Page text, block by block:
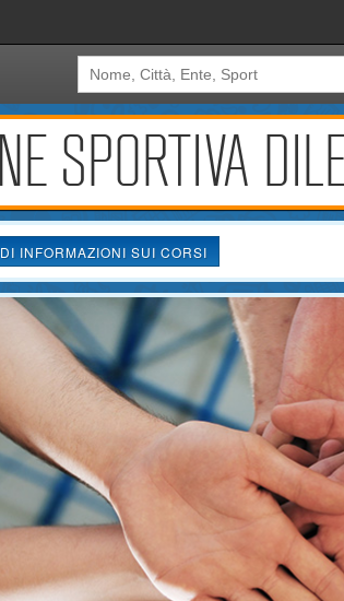
SPORTIVA
INFORMAZIONI SUI CORSI